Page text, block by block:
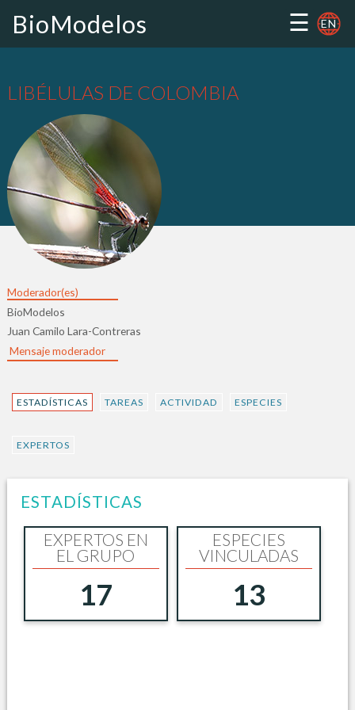
BioModelos ☰ EN
LIBÉLULAS DE COLOMBIA
Moderador(es)
BioModelos
Juan Camilo Lara-Contreras
Mensaje moderador
ESTADÍSTICAS TAREAS ACTIVIDAD ESPECIES
EXPERTOS
ESTADÍSTICAS
EXPERTOS EN
EL GRUPO
17
ESPECIES
VINCULADAS
13